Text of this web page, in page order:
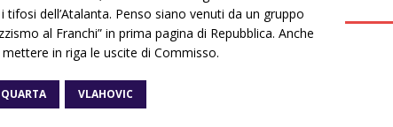
dell’Atalanta. Penso siano venuti da un gruppo
al Franchi” in prima pagina di Repubblica. Anche
in riga le uscite di Commisso.
QUARTA VLAHOVIC